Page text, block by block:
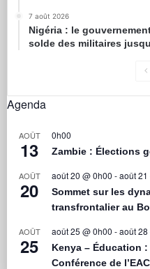
7 août 2026
Nigéria : le
solde des militaires
Agenda
AOÛT
13
0h00
Zambie : Élections
AOÛT
20
août 20 @ 0h00 -août 21
Sommet sur les
transfrontalier au
AOÛT
25
août 25 @ 0h00 -août 28
Kenya – Éducation
Conférence de